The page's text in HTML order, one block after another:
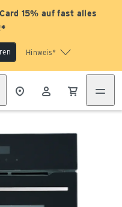
15% auf fast alles
Hinweis*